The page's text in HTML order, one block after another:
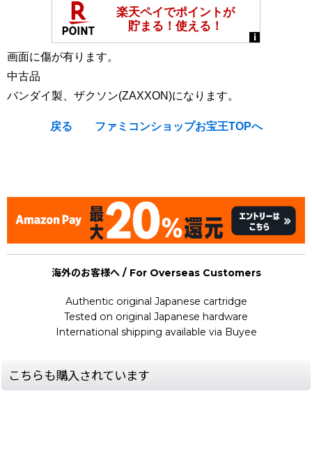
画面に傷が有ります。
中古品
バンダイ製、ザクソン(ZAXXON)になります。
戻る ファミコンショップお宝王TOPへ
海外のお客様へ / For Overseas Customers
Authentic original Japanese cartridge
Tested on original Japanese hardware
International shipping available via Buyee
こちらも購入されています